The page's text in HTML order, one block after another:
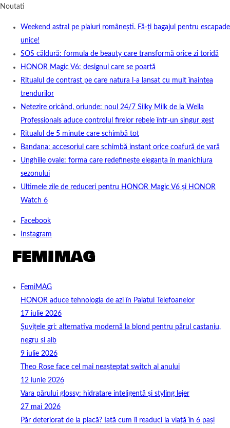
Noutati
Weekend astral pe plaiuri românești. Fă-ți bagajul pentru escapade
unice!
SOS căldură: formula de beauty care transformă orice zi toridă
HONOR Magic V6: designul care se poartă
Ritualul de contrast pe care natura l-a lansat cu mult înaintea
trendurilor
Netezire oricând, oriunde: noul 24/7 Silky Milk de la Wella
Professionals aduce controlul firelor rebele într-un singur gest
Ritualul de 5 minute care schimbă tot
Bandana: accesoriul care schimbă instant orice coafură de vară
Unghiile ovale: forma care redefinește eleganța în manichiura
sezonului
Ultimele zile de reduceri pentru HONOR Magic V6 și HONOR
Watch 6
Facebook
Instagram
FemiMAG
HONOR aduce tehnologia de azi în Palatul Telefoanelor
17 iulie 2026
Șuvițele gri: alternativa modernă la blond pentru părul castaniu,
negru și alb
9 iulie 2026
Theo Rose face cel mai neașteptat switch al anului
12 iunie 2026
Vara părului glossy: hidratare inteligentă și styling lejer
27 mai 2026
Păr deteriorat de la placă? Iată cum îl readuci la viață în 6 pași